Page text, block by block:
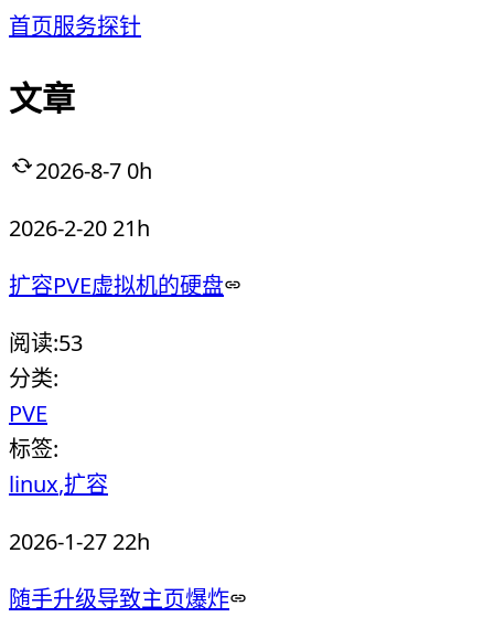
首页服务探针
文章
2026-8-7 0h
2026-2-20 21h
扩容PVE虚拟机的硬盘
阅读:53
分类:
PVE
标签:
linux 扩容
2026-1-27 22h
随手升级导致主页爆炸